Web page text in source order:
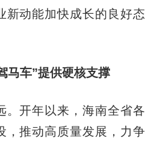
新动能加快成长的良好态
车”提供硬核支撑
开年以来，海南全省各
，推动高质量发展，力争